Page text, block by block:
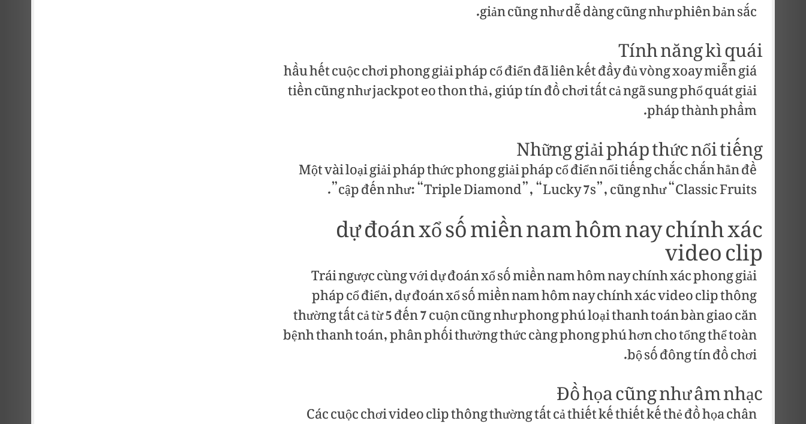
giản cũng như dễ dàng cũng như phiên bản sắc.
Tính năng kì quái
hầu hết cuộc chơi phong giải pháp cổ điển đã liên kết đầy đủ vòng xoay miễn giá
tiền cũng như jackpot eo thon thả, giúp tín đồ chơi tất cả ngã sung phổ quát giải
pháp thành phầm.
Những giải pháp thức nổi tiếng
Một vài loại giải pháp thức phong giải pháp cổ điển nổi tiếng chắc chắn hẳn đề
cập đến như: “Triple Diamond”, “Lucky 7s”, cũng như “Classic Fruits”.
dự đoán xổ số miền nam hôm nay chính xác
video clip
Trái ngược cùng với dự đoán xổ số miền nam hôm nay chính xác phong giải
pháp cổ điển, dự đoán xổ số miền nam hôm nay chính xác video clip thông
thường tất cả từ 5 đến 7 cuộn cũng như phong phú loại thanh toán bàn giao căn
bệnh thanh toán, phân phối thưởng thức càng phong phú hơn cho tổng thể toàn
bộ số đông tín đồ chơi.
Đồ họa cũng như âm nhạc
Các cuộc chơi video clip thông thường tất cả thiết kế thiết kế thẻ đồ họa chân